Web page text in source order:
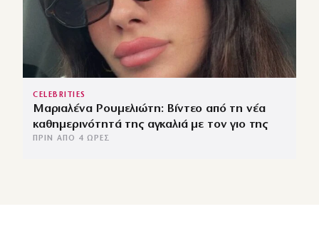
CELEBRITIES
Μαριαλένα Ρουμελιώτη: Βίντεο από τη νέα
καθημερινότητά της αγκαλιά με τον γιο της
ΠΡΙΝ ΑΠΌ 4 ΏΡΕΣ